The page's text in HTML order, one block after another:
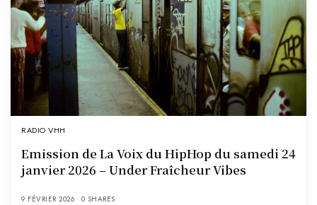
RADIO VHH
Emission de La Voix du HipHop du samedi 24
janvier 2026 – Under Fraîcheur Vibes
9 FÉVRIER 2026 0 SHARES